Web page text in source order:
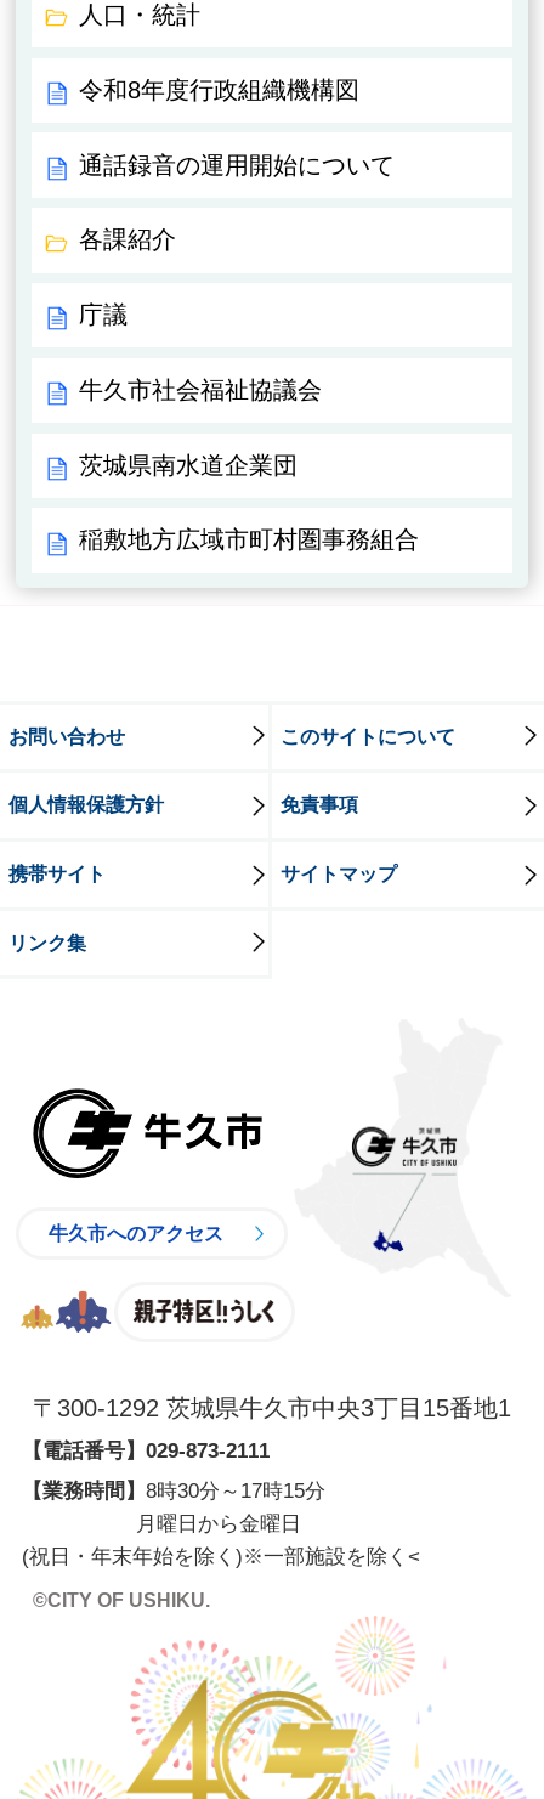
人口・統計
令和8年度行政組織機構図
通話録音の運用開始について
各課紹介
庁議
牛久市社会福祉協議会
茨城県南水道企業団
稲敷地方広域市町村圏事務組合
お問い合わせ このサイトについて
個人情報保護方針 免責事項
携帯サイト サイトマップ
リンク集
牛久市へのアクセス
〒300-1292 茨城県牛久市中央3丁目15番地1
【電話番号】 029-873-2111
【業務時間】 8時30分～17時15分
月曜日から金曜日
(祝日・年末年始を除く)※一部施設を除く <
©CITY OF USHIKU.